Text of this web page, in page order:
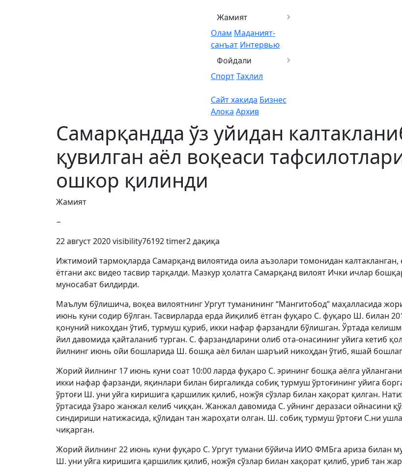
Жамият
Олам Маданият-
санъат Интервью
Фойдали
СпортТаҳлил
Сайт хақида Бизнес
Алоқа Архив
Самарқандда ўз уйидан
қувилган аёл воқеаси
ошкор қилинди
Жамият
−
22 август 2020visibility76192timer2 дақиқа
Ижтимоий тармоқларда Самарқанд вилоятида оила аъзолари томонидан калтакланган,
ётгани акс видео тасвир тарқалди. Мазкур ҳолатга Самарқанд вилоят Ички ичлар
муносабат билдирди.
Маълум бўлишича, воқеа вилоятнинг Ургут туманининг “Мангитобод” маҳалласида
июнь куни содир бўлган. Тасвирларда ерда йиқилиб ётган фуқаро С. фуқаро Ш. билан
қонуний никоҳдан ўтиб, турмуш қуриб, икки нафар фарзандли бўлишган. Ўртада
йил давомида қайталаниб турган. С. фарзандларини олиб ота-онасининг уйига кетиб
йилнинг июнь ойи бошларида Ш. бошқа аёл билан шаръий никоҳдан ўтиб, яшай
Жорий йилнинг 17 июнь куни соат 10:00 ларда фуқаро С. эрининг бошқа аёлга
икки нафар фарзанди, яқинлари билан биргаликда собиқ турмуш ўртоғининг уйига
ўртоғи Ш. уни уйга киришига қаршилик қилиб, ножўя сўзлар билан хақорат қилган.
ўртасида ўзаро жанжал келиб чиққан. Жанжал давомида С. уйнинг деразаси ойнасини
синдириши натижасида, қўлидан тан жароҳати олган. Ш. собиқ турмуш ўртоғи С.ни
чиқарган.
Жорий йилнинг 22 июнь куни фуқаро С. Ургут тумани бўйича ИИО ФМБга ариза билан
Ш. уни уйга киришига қаршилик қилиб, ножўя сўзлар билан хақорат қилиб, уриб тан